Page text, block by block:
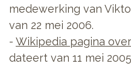
medewerking van
van 22 mei 2006.
- Wikipedia pagina
dateert van 11 mei